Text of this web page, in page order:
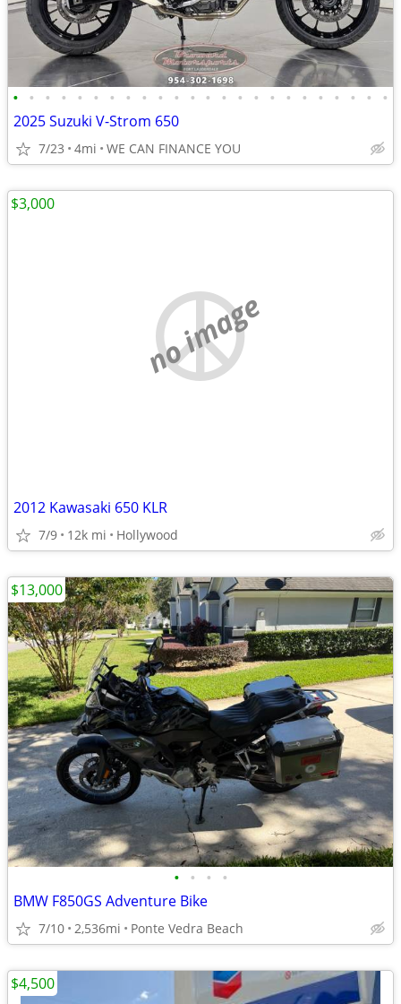
• • • • • • • • • • • • • • • • • • • • • • • •
2025 Suzuki V-Strom 650
7/23 4mi WE CAN FINANCE YOU
no image
2012 Kawasaki 650 KLR
7/9 12k mi Hollywood
$3,000
• • • •
BMW F850GS Adventure Bike
7/10 2,536mi Ponte Vedra Beach
$13,000
$4,500